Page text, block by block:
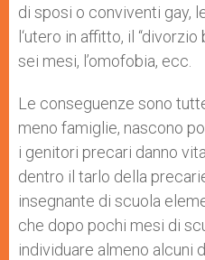
di sposi o conviventi gay,
l‘utero in affitto, il
sei mesi, l’omofobia, ecc.
Le conseguenze sono
meno famiglie, nascono
i genitori precari danno
dentro il tarlo della
insegnante di scuola
che dopo pochi mesi di
individuare almeno alcuni